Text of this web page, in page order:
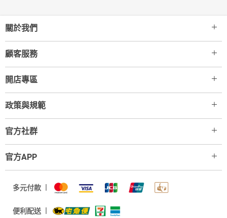
關於我們
顧客服務
開店專區
政策與規範
官方社群
官方APP
多元付款
便利配送